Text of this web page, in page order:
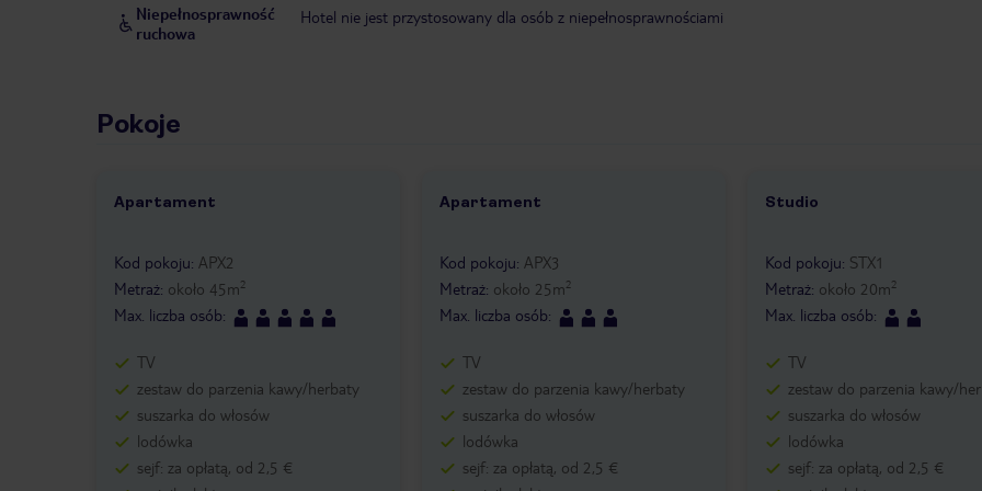
Niepełnosprawność
ruchowa
Hotel nie jest przystosowany dla osób z niepełnosprawnościami
Pokoje
Apartament
1 /8
Kod pokoju: APX2
Metraż: około 45m2
Max. liczba osób:
TV
zestaw do parzenia kawy/herbaty
suszarka do włosów
lodówka
sejf: za opłatą, od 2,5 €
Apartament
1 /8
Kod pokoju: APX3
Metraż: około 25m2
Max. liczba osób:
TV
zestaw do parzenia kawy/herbaty
suszarka do włosów
lodówka
sejf: za opłatą, od 2,5 €
Studio
1 /4
Kod pokoju: STX1
Metraż: około 20m2
Max. liczba osób:
TV
zestaw do parzenia kawy/
suszarka do włosów
lodówka
sejf: za opłatą, od 2,5 €